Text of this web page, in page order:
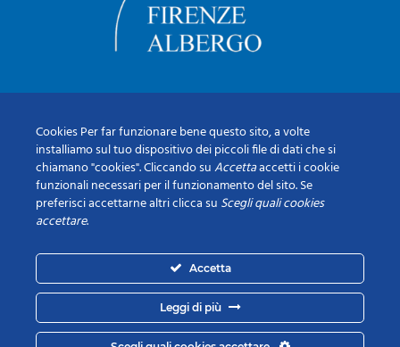
Cookies Per far funzionare bene questo sito, a volte
installiamo sul tuo dispositivo dei piccoli file di dati che si
chiamano "cookies". Cliccando suAccettaaccetti i cookie
funzionali necessari per il funzionamento del sito. Se
preferisci accettarne altri clicca su Scegli quali cookies
accettare.
Accetta
Leggi di più